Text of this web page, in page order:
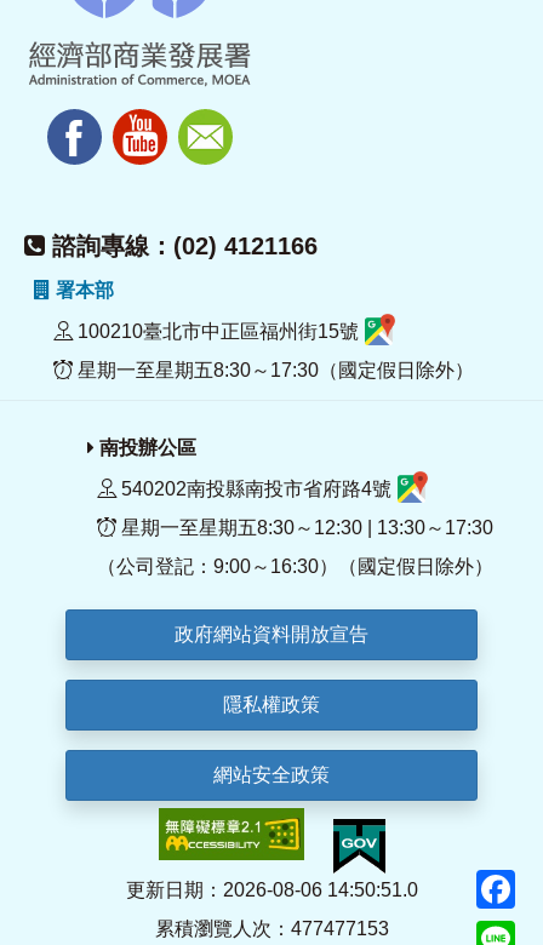
諮詢專線：(02) 4121166
署本部
100210臺北市中正區福州街15號
星期一至星期五8:30～17:30（國定假日除外）
南投辦公區
540202南投縣南投市省府路4號
星期一至星期五8:30～12:30 | 13:30～17:30
（公司登記：9:00～16:30）（國定假日除外）
政府網站資料開放宣告
隱私權政策
網站安全政策
更新日期：2026-08-06 14:50:51.0
累積瀏覽人次：477477153